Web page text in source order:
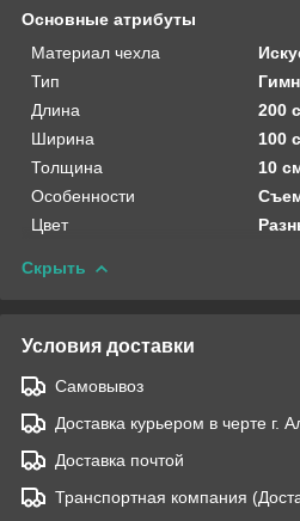
Основные атрибуты
Материал чехла
Тип
Длина
200
Ширина
100
Толщина
10
Особенности
Цвет
Скрыть
Условия доставки
Самовывоз
Доставка курьером в черте г.
Доставка почтой
Транспортная компания